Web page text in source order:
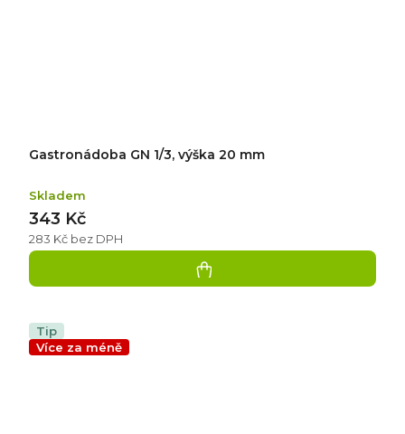
Gastronádoba GN 1/3, výška 20 mm
Skladem
283 Kč bez DPH
343 Kč
Tip
Více za méně